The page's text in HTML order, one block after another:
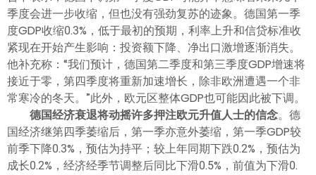
季度会进一步收缩，但也没有强劲复苏的迹象。德国第一季
度GDP收缩0.3%，低于最初的预期，利率上升和信贷标准收
紧现在开始产生影响：投资额下降、净出口激增逐渐消失。
他补充称：“我们预计，德国第二季度和第三季度GDP增速将
接近于零，第四季度将重新加速增长，除非欧洲遭遇一个非
常寒冷的冬天。”此外，欧元区整体GDP也可能因此被下调。
德国经济衰退将动摇许多押注欧元升值人士的信念。德
国经济继第四季萎缩后，第一季亦意外萎缩，第一季GDP较
前季下降0.3%，预估为持平；较上年同期下跌0.2%，预估为
成长0.2%，经济经季节调整后同比下滑0.5%，前值为下滑0.